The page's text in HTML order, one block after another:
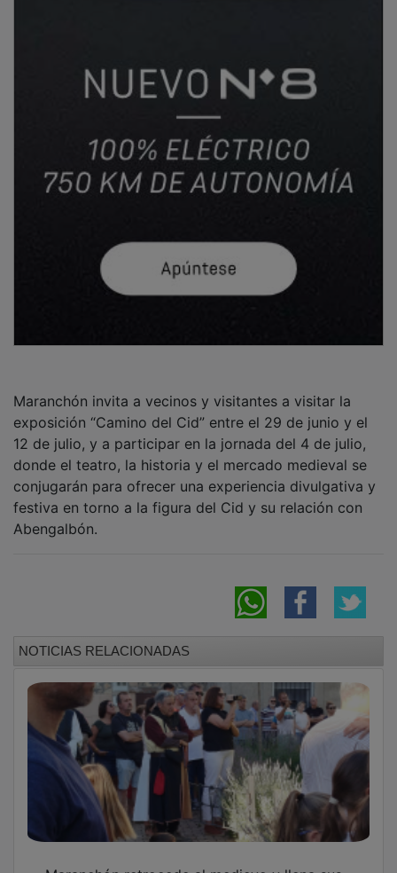
exposición “Camino del Cid” entre el 29 de junio y el
12 de julio, y a participar en la jornada del 4 de julio,
donde el teatro, la historia y el mercado medieval se
conjugarán para ofrecer una experiencia divulgativa y
festiva en torno a la figura del Cid y su relación con
Abengalbón.